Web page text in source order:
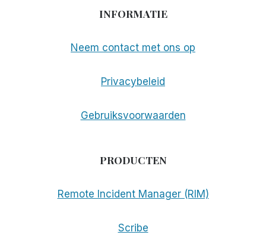
INFORMATIE
Neem contact met ons op
Privacybeleid
Gebruiksvoorwaarden
PRODUCTEN
Remote Incident Manager (RIM)
Scribe